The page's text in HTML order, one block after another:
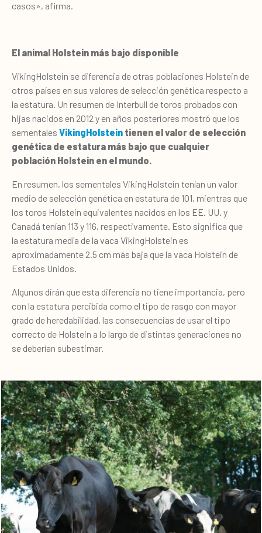
casos», afirma.
El animal Holstein más bajo disponible
VikingHolstein se diferencia de otras poblaciones Holstein de
otros países en sus valores de selección genética respecto a
la estatura. Un resumen de Interbull de toros probados con
hijas nacidos en 2012 y en años posteriores mostró que los
sementales VikingHolstein tienen el valor de selección
genética de estatura más bajo que cualquier
población Holstein en el mundo.
En resumen, los sementales VikingHolstein tenían un valor
medio de selección genética en estatura de 101, mientras que
los toros Holstein equivalentes nacidos en los EE. UU. y
Canadá tenían 113 y 116, respectivamente. Esto significa que
la estatura media de la vaca VikingHolstein es
aproximadamente 2.5 cm más baja que la vaca Holstein de
Estados Unidos.
Algunos dirán que esta diferencia no tiene importancia, pero
con la estatura percibida como el tipo de rasgo con mayor
grado de heredabilidad, las consecuencias de usar el tipo
correcto de Holstein a lo largo de distintas generaciones no
se deberían subestimar.